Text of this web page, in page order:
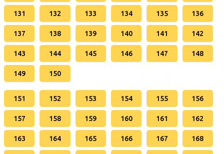
131 132 133 134 135 136
137 138 139 140 141 142
143 144 145 146 147 148
149 150
151 152 153 154 155 156
157 158 159 160 161 162
163 164 165 166 167 168